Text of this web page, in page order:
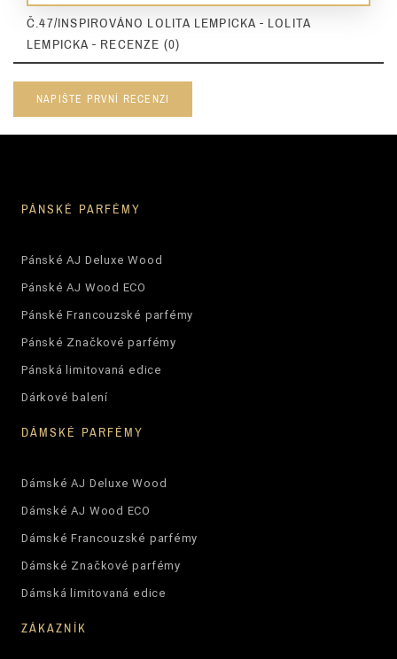
Č.47/INSPIROVÁNO LOLITA LEMPICKA - LOLITA
LEMPICKA - RECENZE (0)
NAPIŠTE PRVNÍ RECENZI
PÁNSKÉ PARFÉMY
Pánské AJ Deluxe Wood
Pánské AJ Wood ECO
Pánské Francouzské parfémy
Pánské Značkové parfémy
Pánská limitovaná edice
Dárkové balení
DÁMSKÉ PARFÉMY
Dámské AJ Deluxe Wood
Dámské AJ Wood ECO
Dámské Francouzské parfémy
Dámské Značkové parfémy
Dámská limitovaná edice
ZÁKAZNÍK